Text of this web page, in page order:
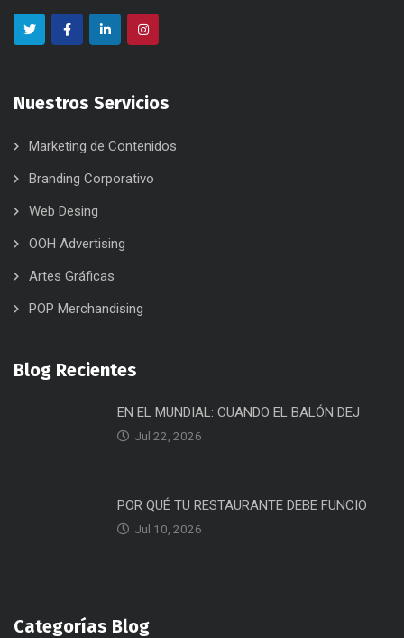
Nuestros Servicios
Marketing de Contenidos
Branding Corporativo
Web Desing
OOH Advertising
Artes Gráficas
POP Merchandising
Blog Recientes
EN EL MUNDIAL: CUANDO EL BALÓN DEJ
Jul 22, 2026
POR QUÉ TU RESTAURANTE DEBE FUNCIO
Jul 10, 2026
Categorías Blog